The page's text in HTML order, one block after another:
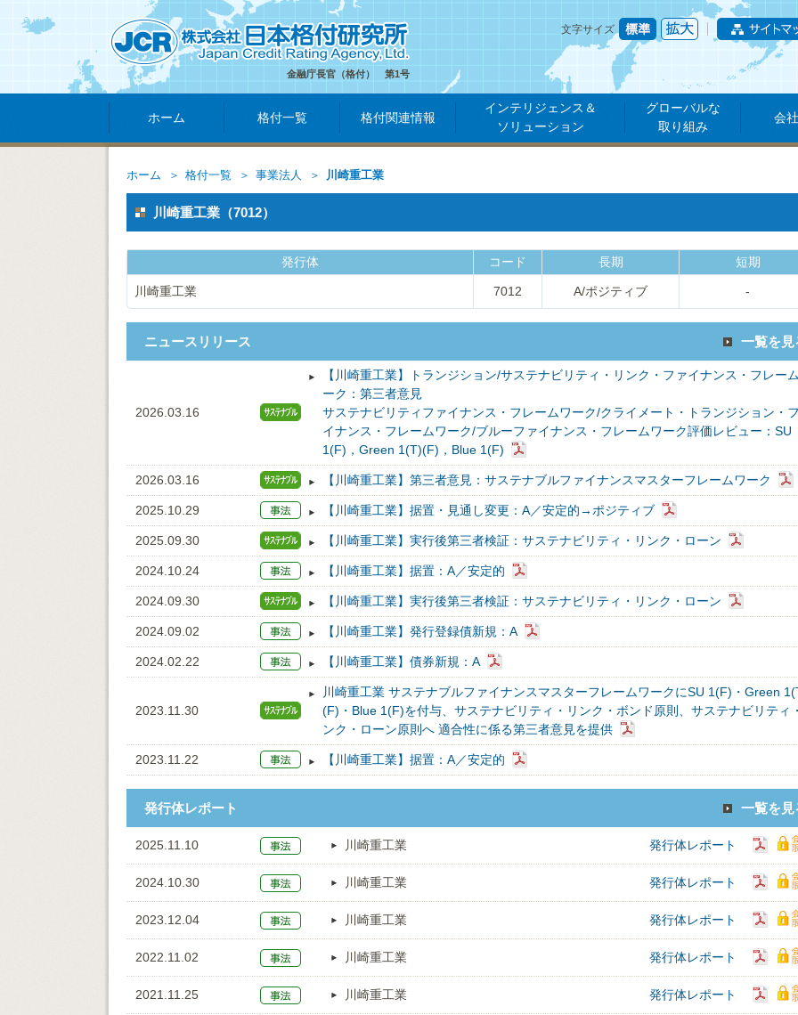
金融庁長官（格付） 第1号
文字サイズ
ホーム 格付一覧 格付関連情報
インテリジェンス＆
ソリューション
グローバルな
取り組み
会
ホーム 格付一覧 事業法人 川崎重工業
川崎重工業（7012）
発行体 コード 長期 短期
川崎重工業 7012 A/ポジティブ -
ニュースリリース 一覧を見
2026.03.16
【川崎重工業】トランジション/サステナビリティ・リンク・ファイナンス・フレー
ーク：第三者意見
サステナビリティファイナンス・フレームワーク/クライメート・トランジション・
イナンス・フレームワーク/ブルーファイナンス・フレームワーク評価レビュー：SU
1(F)，Green 1(T)(F)，Blue 1(F)
2026.03.16 【川崎重工業】第三者意見：サステナブルファイナンスマスターフレームワーク
2025.10.29 【川崎重工業】据置・見通し変更：A／安定的→ポジティブ
2025.09.30 【川崎重工業】実行後第三者検証：サステナビリティ・リンク・ローン
2024.10.24 【川崎重工業】据置：A／安定的
2024.09.30 【川崎重工業】実行後第三者検証：サステナビリティ・リンク・ローン
2024.09.02 【川崎重工業】発行登録債新規：A
2024.02.22 【川崎重工業】債券新規：A
2023.11.30
川崎重工業 サステナブルファイナンスマスターフレームワークにSU 1(F)・Green
(F)・Blue 1(F)を付与、サステナビリティ・リンク・ボンド原則、サステナビリティ
ンク・ローン原則へ 適合性に係る第三者意見を提供
2023.11.22 【川崎重工業】据置：A／安定的
発行体レポート 一覧を見
2025.11.10 川崎重工業 発行体レポート
2024.10.30 川崎重工業 発行体レポート
2023.12.04 川崎重工業 発行体レポート
2022.11.02 川崎重工業 発行体レポート
2021.11.25 川崎重工業 発行体レポート